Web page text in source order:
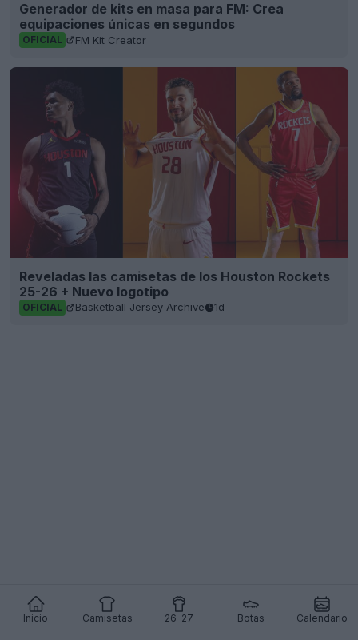
Inicio Camisetas 26-27 Botas Calendario
Generador de kits en masa para FM: Crea
equipaciones únicas en segundos
OFICIAL FM Kit Creator
Reveladas las camisetas de los Houston Rockets
25-26 + Nuevo logotipo
OFICIAL Basketball Jersey Archive 1d